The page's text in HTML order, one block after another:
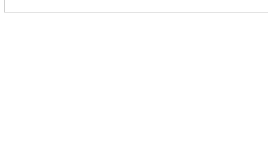
Para beneficio de las familias,
Monterrey